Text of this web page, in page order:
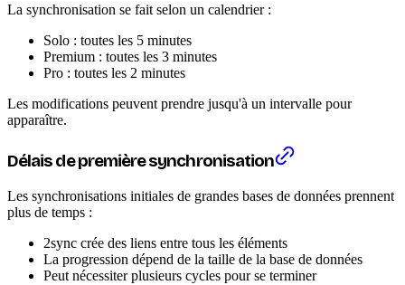
La synchronisation se fait selon un calendrier :
Solo : toutes les 5 minutes
Premium : toutes les 3 minutes
Pro : toutes les 2 minutes
Les modifications peuvent prendre jusqu'à un intervalle pour
apparaître.
Délais de première synchronisation
Les synchronisations initiales de grandes bases de données prennent
plus de temps :
2sync crée des liens entre tous les éléments
La progression dépend de la taille de la base de données
Peut nécessiter plusieurs cycles pour se terminer